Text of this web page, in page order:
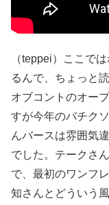
（teppei）ここで
るんで、ちょっと
オブコントのオー
すが今年のバチク
んバースは雰囲気
でした。テークさ
で、最初のワンフ
知さんとどういう